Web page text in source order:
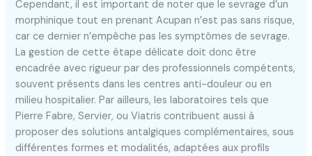
Cependant, il est important de noter que le sevrage d’un
morphinique tout en prenant Acupan n’est pas sans risque,
car ce dernier n’empêche pas les symptômes de sevrage.
La gestion de cette étape délicate doit donc être
encadrée avec rigueur par des professionnels compétents,
souvent présents dans les centres anti-douleur ou en
milieu hospitalier. Par ailleurs, les laboratoires tels que
Pierre Fabre, Servier, ou Viatris contribuent aussi à
proposer des solutions antalgiques complémentaires, sous
différentes formes et modalités, adaptées aux profils